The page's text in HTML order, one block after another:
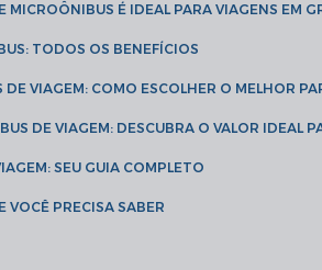
MICROÔNIBUS É IDEAL PARA VIAGENS EM
TODOS OS BENEFÍCIOS
DE VIAGEM: COMO ESCOLHER O MELHOR
DE VIAGEM: DESCUBRA O VALOR IDEAL
SEU GUIA COMPLETO
VOCÊ PRECISA SABER